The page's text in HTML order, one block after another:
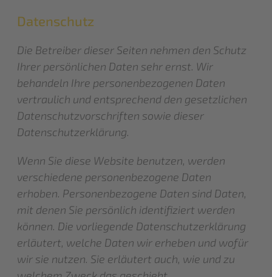
Datenschutz
Die Betreiber dieser Seiten nehmen den Schutz
Ihrer persönlichen Daten sehr ernst. Wir
behandeln Ihre personenbezogenen Daten
vertraulich und entsprechend den gesetzlichen
Datenschutzvorschriften sowie dieser
Datenschutzerklärung.
Wenn Sie diese Website benutzen, werden
verschiedene personenbezogene Daten
erhoben. Personenbezogene Daten sind Daten,
mit denen Sie persönlich identifiziert werden
können. Die vorliegende Datenschutzerklärung
erläutert, welche Daten wir erheben und wofür
wir sie nutzen. Sie erläutert auch, wie und zu